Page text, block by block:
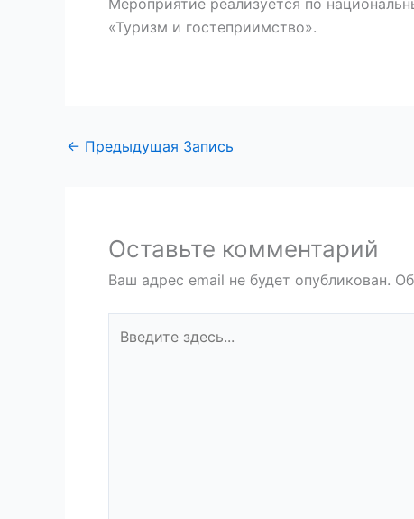
Мероприятие реализуется по
«Туризм и гостеприимство».
← Предыдущая Запись
Оставьте комментарий
Ваш адрес email не будет опубликован.
здесь...